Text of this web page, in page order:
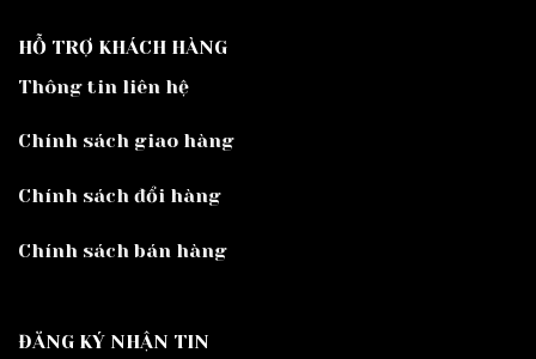
HỖ TRỢ KHÁCH HÀNG
Thông tin liên hệ
Chính sách giao hàng
Chính sách đổi hàng
Chính sách bán hàng
ĐĂNG KÝ NHẬN TIN